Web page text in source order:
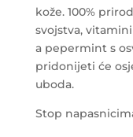
kože. 100%
svojstva,
a pepermint s
pridonijeti će
uboda.
Stop